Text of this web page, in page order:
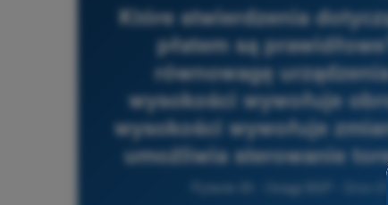
Które stwierdzenia
płatem są
równowagę
wysokości wywołuje
wysokości wywołuje
umożliwia sterowanie
Pytanie 30 - Osiągi BSP - Dron